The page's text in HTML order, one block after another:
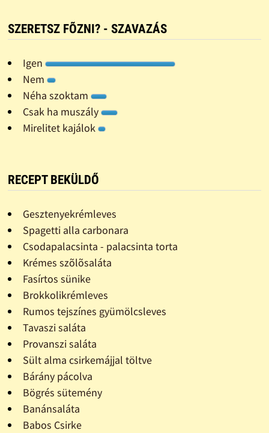
SZERETSZ FÕZNI? - SZAVAZÁS
Igen
Nem
Néha szoktam
Csak ha muszály
Mirelitet kajálok
RECEPT BEKÜLDŐ
Gesztenyekrémleves
Spagetti alla carbonara
Csodapalacsinta - palacsinta torta
Krémes szõlõsaláta
Fasírtos sünike
Brokkolikrémleves
Rumos tejszínes gyümölcsleves
Tavaszi saláta
Provanszi saláta
Sült alma csirkemájjal töltve
Bárány pácolva
Bögrés sütemény
Banánsaláta
Babos Csirke